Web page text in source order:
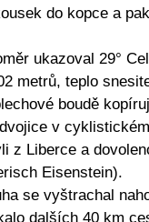
do kopce a
ukazoval 29°
metrů, teplo
boudě
v
z Liberce a
Eisenstein).
se vyštrachal
dalších 40 km